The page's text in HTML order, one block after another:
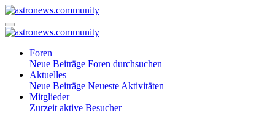
Foren
Neue Beiträge Foren durchsuchen
Aktuelles
Neue Beiträge Neueste Aktivitäten
Mitglieder
Zurzeit aktive Besucher